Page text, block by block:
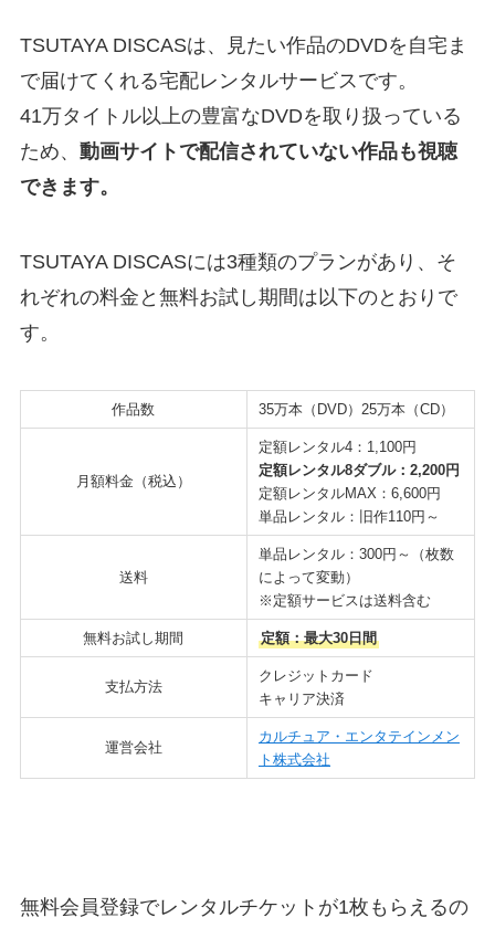
TSUTAYA DISCASは、見たい作品のDVDを自宅ま
で届けてくれる宅配レンタルサービスです。
41万タイトル以上の豊富なDVDを取り扱っている
ため、 動画サイトで配信されていない作品も視聴
できます。
TSUTAYA DISCASには3種類のプランがあり、そ
れぞれの料金と無料お試し期間は以下のとおりで
す。
作品数 35万本（DVD）25万本（CD）
月額料金（税込）
定額レンタル4：1,100円
定額レンタル8ダブル：2,200円
定額レンタルMAX：6,600円
単品レンタル：旧作110円～
送料
単品レンタル：300円～（枚数
によって変動）
※定額サービスは送料含む
無料お試し期間 定額：最大30日間
支払方法
クレジットカード
キャリア決済
運営会社
カルチュア・エンタテインメン
ト株式会社
無料会員登録でレンタルチケットが1枚もらえるの